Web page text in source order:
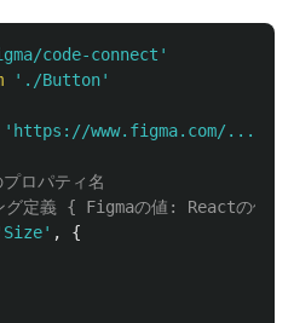
code-connect '
' ./Button'
' https://www.figma.com/...
ロパティ名
定義 { Figmaの値: Reactの値 }
Size' ,
{